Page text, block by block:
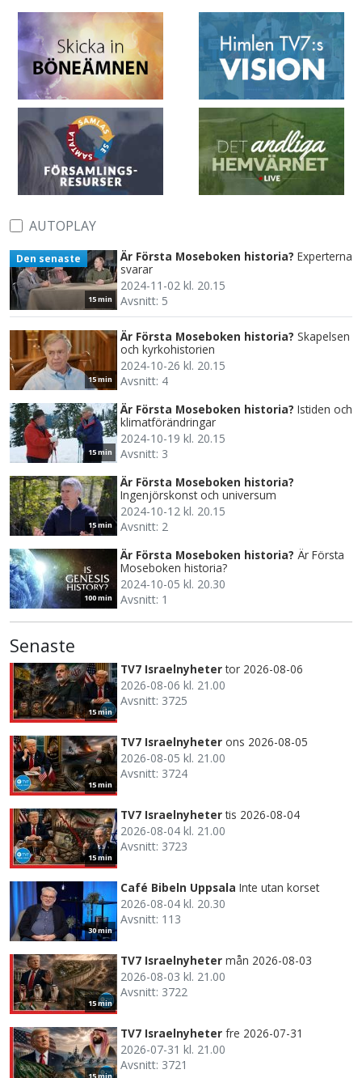
AUTOPLAY
15 min
Den senaste Är Första Moseboken historia? Experterna
svarar
2024-11-02 kl. 20.15
Avsnitt: 5
15 min
Är Första Moseboken historia? Skapelsen
och kyrkohistorien
2024-10-26 kl. 20.15
Avsnitt: 4
15 min
Är Första Moseboken historia? Istiden och
klimatförändringar
2024-10-19 kl. 20.15
Avsnitt: 3
15 min
Är Första Moseboken historia?
Ingenjörskonst och universum
2024-10-12 kl. 20.15
Avsnitt: 2
100 min
Är Första Moseboken historia? Är Första
Moseboken historia?
2024-10-05 kl. 20.30
Avsnitt: 1
Senaste
15 min
TV7 Israelnyheter tor 2026-08-06
2026-08-06 kl. 21.00
Avsnitt: 3725
15 min
TV7 Israelnyheter ons 2026-08-05
2026-08-05 kl. 21.00
Avsnitt: 3724
15 min
TV7 Israelnyheter tis 2026-08-04
2026-08-04 kl. 21.00
Avsnitt: 3723
30 min
Café Bibeln Uppsala Inte utan korset
2026-08-04 kl. 20.30
Avsnitt: 113
15 min
TV7 Israelnyheter mån 2026-08-03
2026-08-03 kl. 21.00
Avsnitt: 3722
TV7 Israelnyheter fre 2026-07-31
2026-07-31 kl. 21.00
Avsnitt: 3721